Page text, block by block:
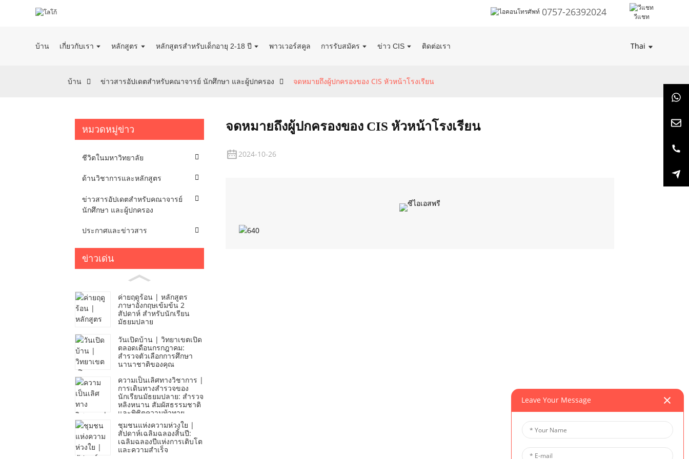
0757-26392024 วีแชท
บ้าน เกี่ยวกับเรา หลักสูตร หลักสูตรสำหรับเด็กอายุ 2-18 ปี พาวเวอร์สคูล การรับสมัคร ข่าว CIS ติดต่อเรา Thai
บ้าน ข่าวสารอัปเดตสำหรับคณาจารย์ นักศึกษา และผู้ปกครอง จดหมายถึงผู้ปกครองของ CIS หัวหน้าโรงเรียน
หมวดหมู่ข่าว
ชีวิตในมหาวิทยาลัย
ด้านวิชาการและหลักสูตร
ข่าวสารอัปเดตสำหรับคณาจารย์
นักศึกษา และผู้ปกครอง
ประกาศและข่าวสาร
ข่าวเด่น
ค่ายฤดูร้อน | หลักสูตร
ภาษาอังกฤษเข้มข้น 2
สัปดาห์ สำหรับนักเรียน
มัธยมปลาย
วันเปิดบ้าน | วิทยาเขตเปิด
ตลอดเดือนกรกฎาคม:
สำรวจตัวเลือกการศึกษา
นานาชาติของคุณ
ความเป็นเลิศทางวิชาการ |
การเดินทางสำรวจของ
นักเรียนมัธยมปลาย: สำรวจ
หลิงหนาน สัมผัสธรรมชาติ
และพิชิตความท้าทาย
ชุมชนแห่งความห่วงใย |
สัปดาห์เฉลิมฉลองสิ้นปี:
เฉลิมฉลองปีแห่งการเติบโต
และความสำเร็จ
จดหมายถึงผู้ปกครองของ CIS หัวหน้าโรงเรียน
2024-10-26
Leave Your Message